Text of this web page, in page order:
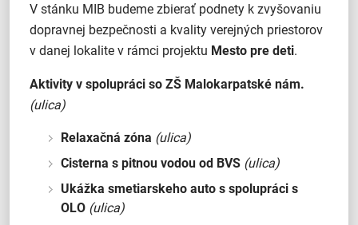
V stánku MIB budeme zbierať podnety k zvyšovaniu
dopravnej bezpečnosti a kvality verejných priestorov
v danej lokalite v rámci projektu Mesto pre deti.
Aktivity v spolupráci so ZŠ Malokarpatské nám.
(ulica)
Relaxačná zóna (ulica)
Cisterna s pitnou vodou od BVS (ulica)
Ukážka smetiarskeho auto s spolupráci s
OLO (ulica)